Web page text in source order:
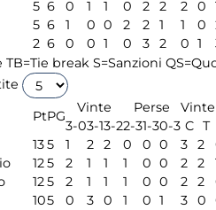
5 6 0 1 1 0 2 2 2 0
5 6 1 0 0 2 2 1 1 0
2 6 0 0 1 0 3 2 0 1
TB=Tie break S=Sanzioni
PtPG
Vinte Perse Vinte
3-03-13-22-31-30-3 C T
135 1 2 2 0 0 0 3 2
125 2 1 1 1 0 0 2 2
125 2 1 1 1 0 0 2 2
105 0 3 0 1 0 1 3 0